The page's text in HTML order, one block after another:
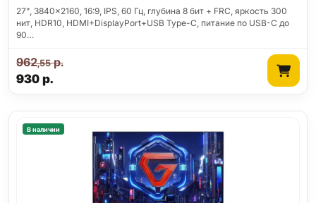
27", 3840x2160, 16:9, IPS, 60 Гц, глубина 8 бит + FRC, яркость 300
нит, HDR10, HDMI+DisplayPort+USB Type-C, питание по USB-C до
90…
930р.
962,55р.
В наличии